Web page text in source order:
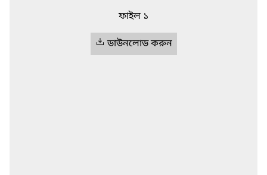
ফাইল ১
ডাউনলোড করুন